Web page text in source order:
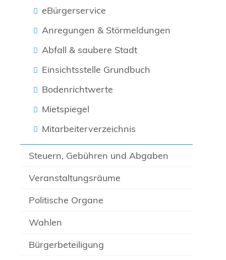
eBürgerservice
Anregungen & Störmeldungen
Abfall & saubere Stadt
Einsichtsstelle Grundbuch
Bodenrichtwerte
Mietspiegel
Mitarbeiterverzeichnis
Steuern, Gebühren und Abgaben
Veranstaltungsräume
Politische Organe
Wahlen
Bürgerbeteiligung